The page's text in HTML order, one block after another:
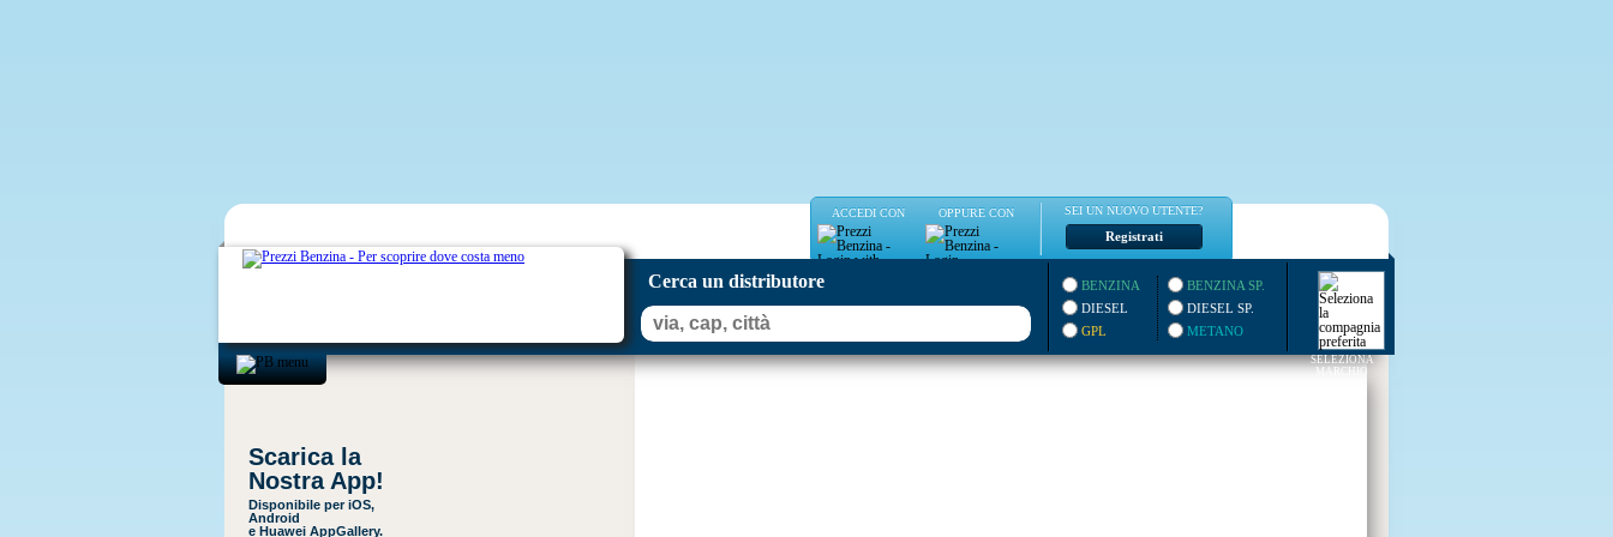
ACCEDI CON OPPURE CON SEI UN NUOVO UTENTE?
Registrati
Cerca un distributore
BENZINA
DIESEL
GPL
BENZINA SP.
DIESEL SP.
METANO
SELEZIONA
MARCHIO
Scarica la
Nostra App!
Disponibile per iOS,
Android
e Huawei AppGallery.